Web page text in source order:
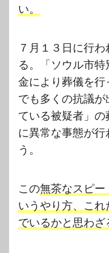
い。
７月１３日に行
る。「ソウル市
金により葬儀を
でも多くの抗議
ている被疑者」
に異常な事態が
う。
この無茶なスピー
いうやり方、こ
でいるかと思わざ